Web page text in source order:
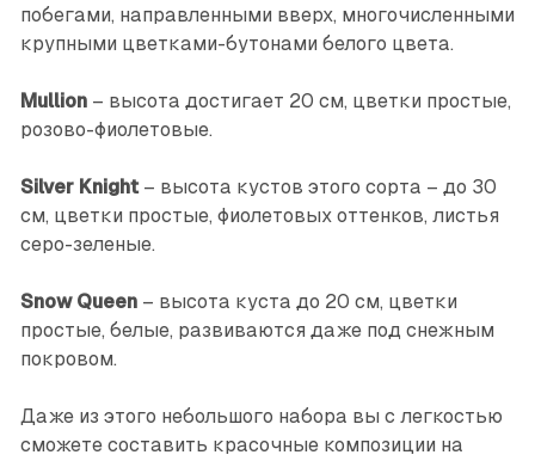
побегами, направленными вверх, многочисленными
крупными цветками-бутонами белого цвета.
Mullion– высота достигает 20 см, цветки простые,
розово-фиолетовые.
Silver Knight– высота кустов этого сорта – до 30
см, цветки простые, фиолетовых оттенков, листья
серо-зеленые.
Snow Queen– высота куста до 20 см, цветки
простые, белые, развиваются даже под снежным
покровом.
Даже из этого небольшого набора вы с легкостью
сможете составить красочные композиции на